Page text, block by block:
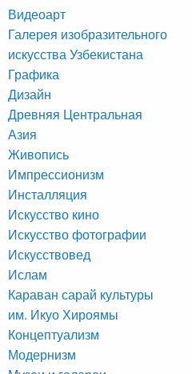
Видеоарт
Галерея изобразительного
искусства Узбекистана
Графика
Дизайн
Древняя Центральная
Азия
Живопись
Импрессионизм
Инсталляция
Искусство кино
Искусство фотографии
Искусствовед
Ислам
Караван сарай культуры
им. Икуо Хироямы
Концептуализм
Модернизм